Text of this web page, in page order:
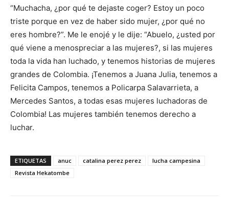
“Muchacha, ¿por qué te dejaste coger? Estoy un poco
triste porque en vez de haber sido mujer, ¿por qué no
eres hombre?”. Me le enojé y le dije: “Abuelo, ¿usted por
qué viene a menospreciar a las mujeres?, si las mujeres
toda la vida han luchado, y tenemos historias de mujeres
grandes de Colombia. ¡Tenemos a Juana Julia, tenemos a
Felicita Campos, tenemos a Policarpa Salavarrieta, a
Mercedes Santos, a todas esas mujeres luchadoras de
Colombia! Las mujeres también tenemos derecho a
luchar.
ETIQUETAS anuc catalina perez perez
lucha campesina
Revista Hekatombe